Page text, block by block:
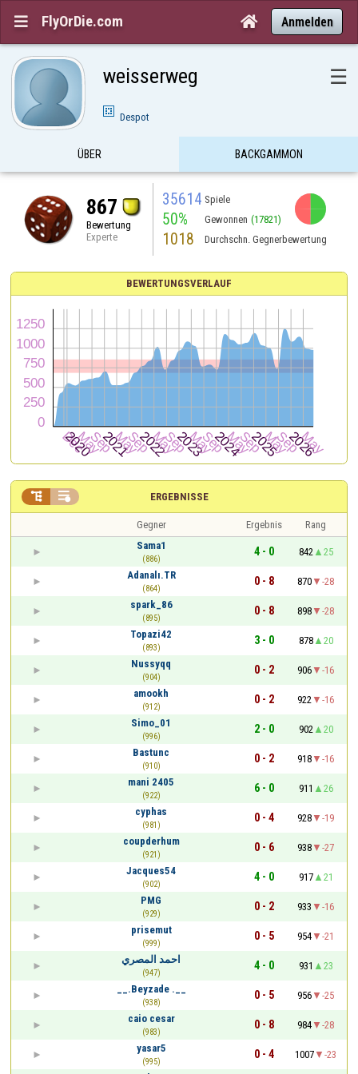
 FlyOrDie.com  Anmelden
weisserweg ☰
Despot
ÜBER BACKGAMMON
867
Bewertung
Experte
35614 Spiele
50% Gewonnen (17821)
1018 Durchschn. Gegnerbewertung
BEWERTUNGSVERLAUF
ERGEBNISSE
 
Gegner Ergebnis
Rang
Sama1
(886)
4 - 0 842
25
Adanalı.TR
(864)
0 - 8 870
-28
spark_86
(895)
0 - 8 898
-28
Topazi42
(893)
3 - 0 878
20
Nussyqq
(904)
0 - 2 906
-16
amookh
(912)
0 - 2 922
-16
Simo_01
(996)
2 - 0 902
20
Bastunc
(910)
0 - 2 918
-16
mani 2405
(922)
6 - 0 911
26
cyphas
(981)
0 - 4 928
-19
coupderhum
(921)
0 - 6 938
-27
Jacques54
(902)
4 - 0 917
21
PMG
(929)
0 - 2 933
-16
prisemut
(999)
0 - 5 954
-21
احمد المصري
(947)
4 - 0 931
23
__.Beyzade .__
(938)
0 - 5 956
-25
caio cesar
(983)
0 - 8 984
-28
yasar5
(995)
0 - 4 1007
-23